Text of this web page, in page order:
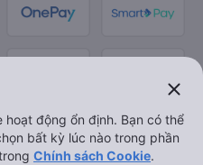
close
động ổn định. Bạn có thể
bất kỳ lúc nào trong phần
Chính sách Cookie.